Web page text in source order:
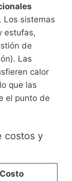
Los sistemas
estufas,
de
Las
calor
que las
el punto de
costos y
Costo